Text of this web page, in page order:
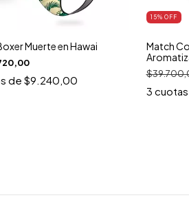
Muerte en Hawai
de $9.240,00
15% OFF
Match
3